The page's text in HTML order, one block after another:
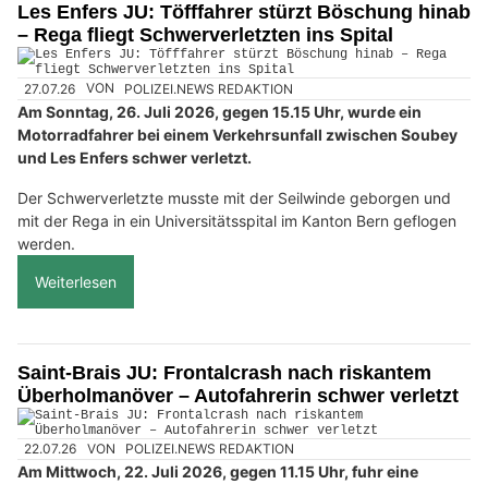
Les Enfers JU: Töfffahrer stürzt Böschung hinab
– Rega fliegt Schwerverletzten ins Spital
27.07.26 VON POLIZEI.NEWS REDAKTION
Am Sonntag, 26. Juli 2026, gegen 15.15 Uhr, wurde ein
Motorradfahrer bei einem Verkehrsunfall zwischen Soubey
und Les Enfers schwer verletzt.
Der Schwerverletzte musste mit der Seilwinde geborgen und
mit der Rega in ein Universitätsspital im Kanton Bern geflogen
werden.
Weiterlesen
Saint-Brais JU: Frontalcrash nach riskantem
Überholmanöver – Autofahrerin schwer verletzt
22.07.26 VON POLIZEI.NEWS REDAKTION
Am Mittwoch, 22. Juli 2026, gegen 11.15 Uhr, fuhr eine